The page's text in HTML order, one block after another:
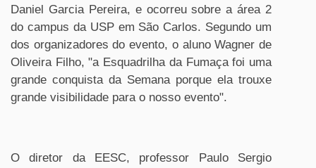
Daniel Garcia Pereira, e ocorreu sobre a área 2
do campus da USP em São Carlos. Segundo um
dos organizadores do evento, o aluno Wagner de
Oliveira Filho, "a Esquadrilha da Fumaça foi uma
grande conquista da Semana porque ela trouxe
grande visibilidade para o nosso evento".
O diretor da EESC, professor Paulo Sergio